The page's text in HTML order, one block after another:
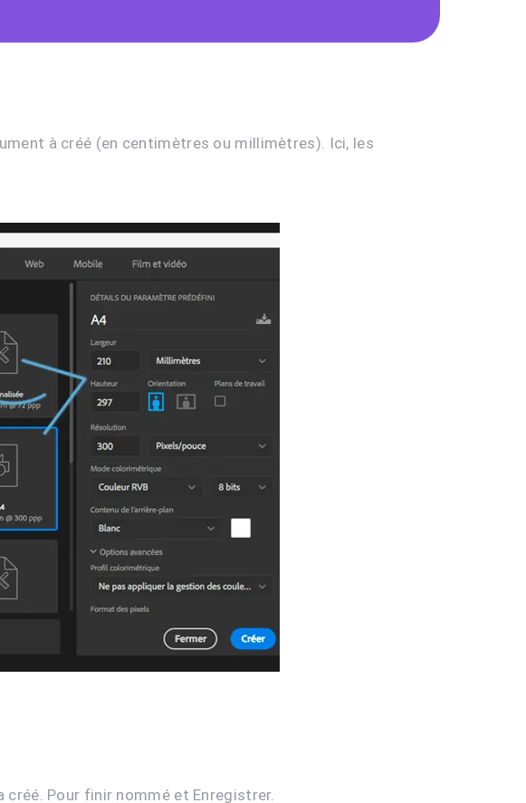
à créé (en centimètres ou millimètres). Ici, les
créé. Pour finir nommé et Enregistrer.